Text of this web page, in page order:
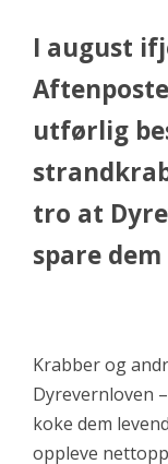
I august
utførlig
tro at
spare
Krabber og
Dyrevernloven
koke dem
oppleve